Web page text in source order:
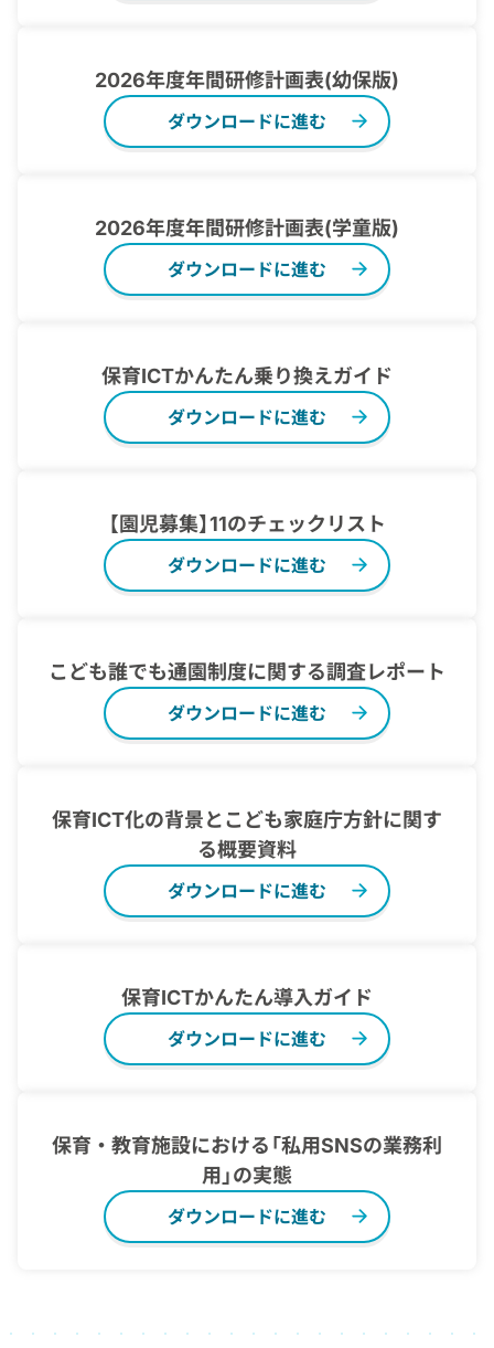
2026年度年間研修計画表(幼保版)
ダウンロードに進む
2026年度年間研修計画表(学童版)
ダウンロードに進む
保育ICTかんたん乗り換えガイド
ダウンロードに進む
【園児募集】11のチェックリスト
ダウンロードに進む
こども誰でも通園制度に関する調査レポート
ダウンロードに進む
保育ICT化の背景とこども家庭庁方針に関す
る概要資料
ダウンロードに進む
保育ICTかんたん導入ガイド
ダウンロードに進む
保育・教育施設における「私用SNSの業務利
用」の実態
ダウンロードに進む